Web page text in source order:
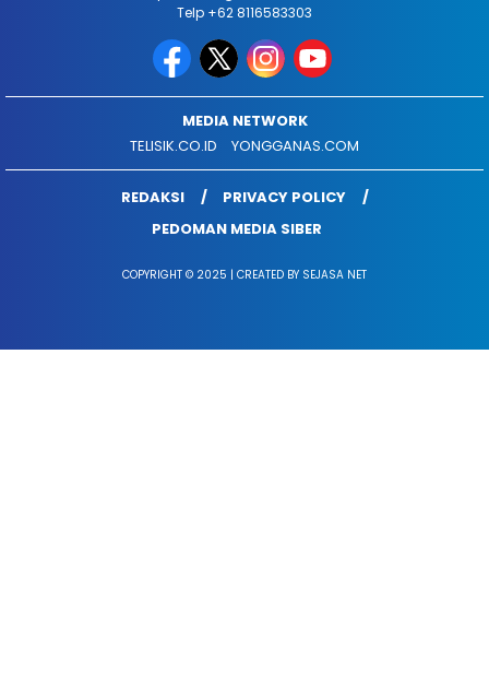
Telp +62 8116583303
MEDIA NETWORK
TELISIK.CO.ID
YONGGANAS.COM
REDAKSI
PRIVACY POLICY
PEDOMAN MEDIA SIBER
COPYRIGHT © 2025 | CREATED BY SEJASA NET